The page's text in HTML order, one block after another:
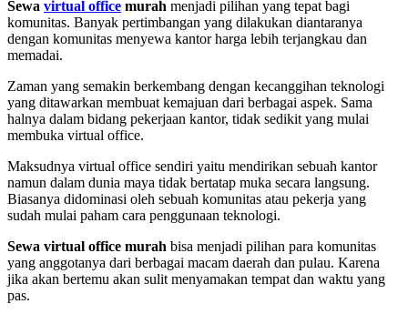
Sewa virtual office murah menjadi pilihan yang tepat bagi
komunitas. Banyak pertimbangan yang dilakukan diantaranya
dengan komunitas menyewa kantor harga lebih terjangkau dan
memadai.
Zaman yang semakin berkembang dengan kecanggihan teknologi
yang ditawarkan membuat kemajuan dari berbagai aspek. Sama
halnya dalam bidang pekerjaan kantor, tidak sedikit yang mulai
membuka virtual office.
Maksudnya virtual office sendiri yaitu mendirikan sebuah kantor
namun dalam dunia maya tidak bertatap muka secara langsung.
Biasanya didominasi oleh sebuah komunitas atau pekerja yang
sudah mulai paham cara penggunaan teknologi.
Sewa virtual office murah bisa menjadi pilihan para komunitas
yang anggotanya dari berbagai macam daerah dan pulau. Karena
jika akan bertemu akan sulit menyamakan tempat dan waktu yang
pas.